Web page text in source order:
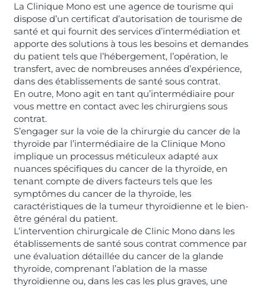
La Clinique Mono est une agence de tourisme qui
dispose d’un certificat d’autorisation de tourisme de
santé et qui fournit des services d’intermédiation et
apporte des solutions à tous les besoins et demandes
du patient tels que l’hébergement, l’opération, le
transfert, avec de nombreuses années d’expérience,
dans des établissements de santé sous contrat.
En outre, Mono agit en tant qu’intermédiaire pour
vous mettre en contact avec les chirurgiens sous
contrat.
S’engager sur la voie de la chirurgie du cancer de la
thyroïde par l’intermédiaire de la Clinique Mono
implique un processus méticuleux adapté aux
nuances spécifiques du cancer de la thyroïde, en
tenant compte de divers facteurs tels que les
symptômes du cancer de la thyroïde, les
caractéristiques de la tumeur thyroïdienne et le bien-
être général du patient.
L’intervention chirurgicale de Clinic Mono dans les
établissements de santé sous contrat commence par
une évaluation détaillée du cancer de la glande
thyroïde, comprenant l’ablation de la masse
thyroïdienne ou, dans les cas les plus graves, une